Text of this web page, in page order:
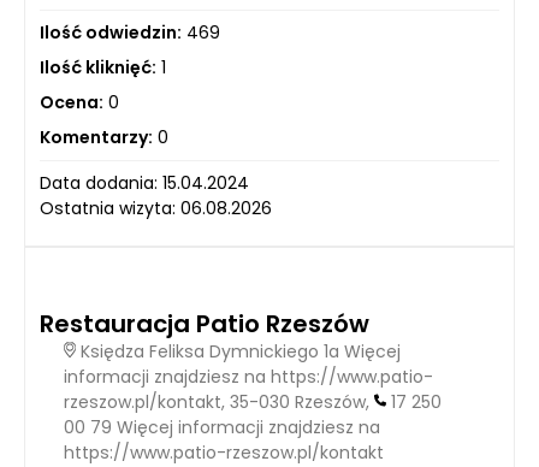
Ilość odwiedzin: 469
Ilość kliknięć: 1
Ocena: 0
Komentarzy: 0
Data dodania: 15.04.2024
Ostatnia wizyta: 06.08.2026
Restauracja Patio Rzeszów
Księdza Feliksa Dymnickiego 1a Więcej
informacji znajdziesz na https://www.patio-
rzeszow.pl/kontakt, 35-030 Rzeszów,
17 250
00 79 Więcej informacji znajdziesz na
https://www.patio-rzeszow.pl/kontakt